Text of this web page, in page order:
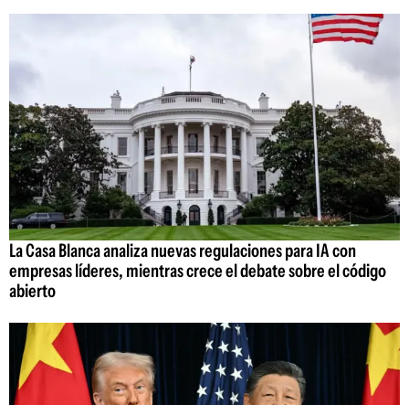
La Casa Blanca analiza nuevas regulaciones para IA con
empresas líderes, mientras crece el debate sobre el código
abierto